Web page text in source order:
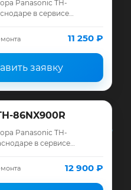
Panasonic TH-
в сервисе
до ремонта, запчасти и
11 250 ₽
заявку
86NX900R
Panasonic TH-
в сервисе
до ремонта, запчасти и
12 900 ₽